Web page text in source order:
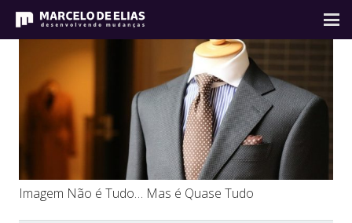
Imagem Não é Tudo… Mas é Quase Tudo